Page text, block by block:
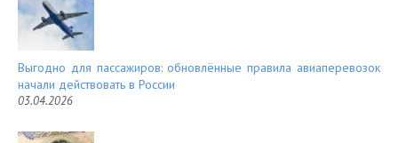
Выгодно для пассажиров: обновлённые правила авиаперевозок
начали действовать в России
03.04.2026